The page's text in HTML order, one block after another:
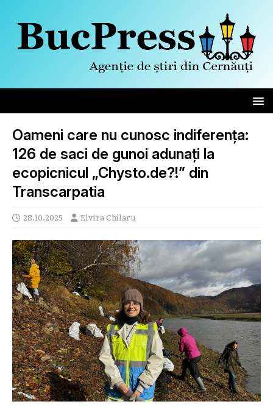
Oameni care nu cunosc indiferența:
126 de saci de gunoi adunați la
ecopicnicul „Chysto.de?!” din
Transcarpatia
28.10.2025 Elvira Chilaru